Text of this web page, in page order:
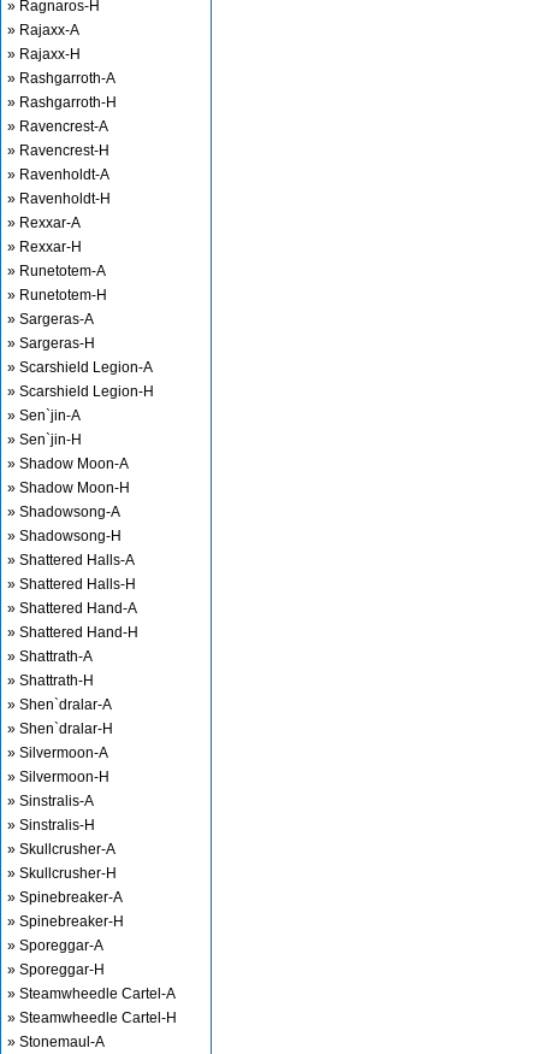
» Ragnaros-H
» Rajaxx-A
» Rajaxx-H
» Rashgarroth-A
» Rashgarroth-H
» Ravencrest-A
» Ravencrest-H
» Ravenholdt-A
» Ravenholdt-H
» Rexxar-A
» Rexxar-H
» Runetotem-A
» Runetotem-H
» Sargeras-A
» Sargeras-H
» Scarshield Legion-A
» Scarshield Legion-H
» Sen`jin-A
» Sen`jin-H
» Shadow Moon-A
» Shadow Moon-H
» Shadowsong-A
» Shadowsong-H
» Shattered Halls-A
» Shattered Halls-H
» Shattered Hand-A
» Shattered Hand-H
» Shattrath-A
» Shattrath-H
» Shen`dralar-A
» Shen`dralar-H
» Silvermoon-A
» Silvermoon-H
» Sinstralis-A
» Sinstralis-H
» Skullcrusher-A
» Skullcrusher-H
» Spinebreaker-A
» Spinebreaker-H
» Sporeggar-A
» Sporeggar-H
» Steamwheedle Cartel-A
» Steamwheedle Cartel-H
» Stonemaul-A